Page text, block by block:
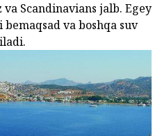
Scandinavians jalb. Egey
va boshqa suv